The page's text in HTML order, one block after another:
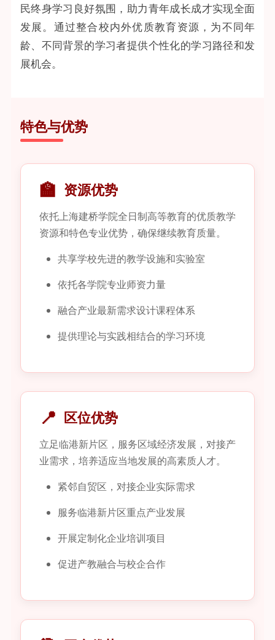
民终身学习良好氛围，助力青年成长成才实现全面
发展。通过整合校内外优质教育资源，为不同年
龄、不同背景的学习者提供个性化的学习路径和发
展机会。
特色与优势
🏫 资源优势
依托上海建桥学院全日制高等教育的优质教学
资源和特色专业优势，确保继续教育质量。
共享学校先进的教学设施和实验室
依托各学院专业师资力量
融合产业最新需求设计课程体系
提供理论与实践相结合的学习环境
📍 区位优势
立足临港新片区，服务区域经济发展，对接产
业需求，培养适应当地发展的高素质人才。
紧邻自贸区，对接企业实际需求
服务临港新片区重点产业发展
开展定制化企业培训项目
促进产教融合与校企合作